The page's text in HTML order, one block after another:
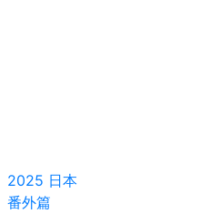
2025 日本
番外篇